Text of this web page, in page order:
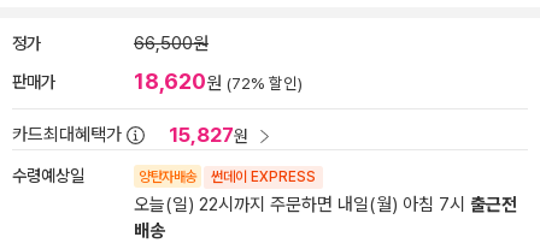
정가 66,500원
판매가 18,620원 (72% 할인)
카드최대혜택가 15,827원
수령예상일 양탄자배송 썬데이 EXPRESS
오늘(일) 22시까지 주문하면 내일(월) 아침 7시 출근전
배송